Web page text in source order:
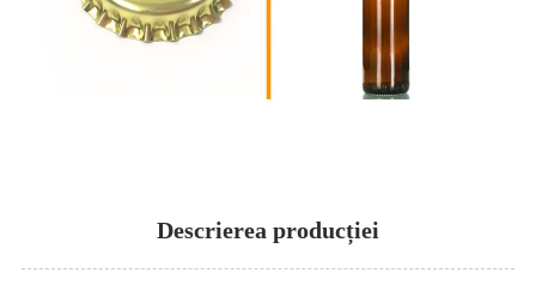
Descrierea producției